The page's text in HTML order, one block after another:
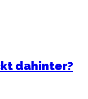
dahinter?